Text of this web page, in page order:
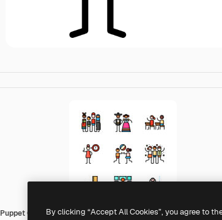
Puppet Characters Lineal Color
By clicking “Accept All Cookies”, you agree to